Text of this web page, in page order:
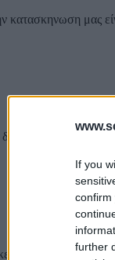
If you
confirm
further
κατασκηνωση μας
είναι μία
για τη γωνιά